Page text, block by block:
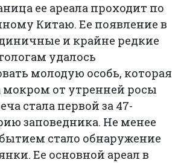
ее ареала проходит по
Китаю. Ее появление в
и крайне редкие
удалось
молодую особь, которая
мокром от утренней росы
стала первой за 47-
заповедника. Не менее
стало обнаружение
Ее основной ареал в